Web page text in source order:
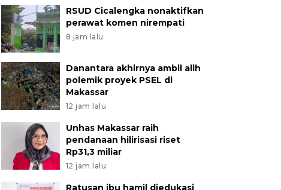
RSUD Cicalengka nonaktifkan
perawat komen nirempati
8 jam lalu
Danantara akhirnya ambil alih
polemik proyek PSEL di
Makassar
12 jam lalu
Unhas Makassar raih
pendanaan hilirisasi riset
Rp31,3 miliar
12 jam lalu
Ratusan ibu hamil diedukasi